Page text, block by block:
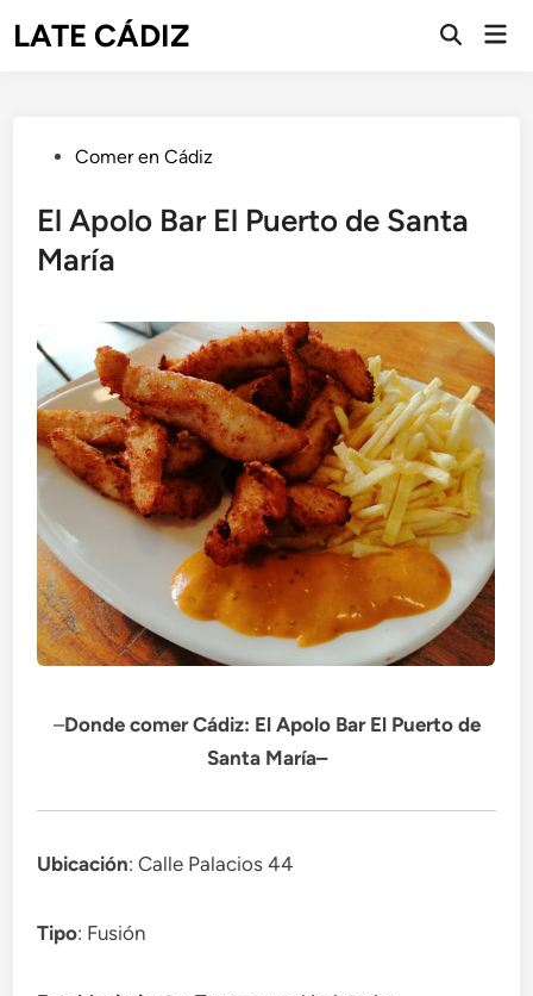
LATE CÁDIZ
Abrir
Publicado
Comer en Cádiz
El Apolo Bar El Puerto de Santa
María
–Donde comer Cádiz: El Apolo Bar El Puerto de
Santa María–
Ubicación: Calle Palacios 44
Tipo: Fusión